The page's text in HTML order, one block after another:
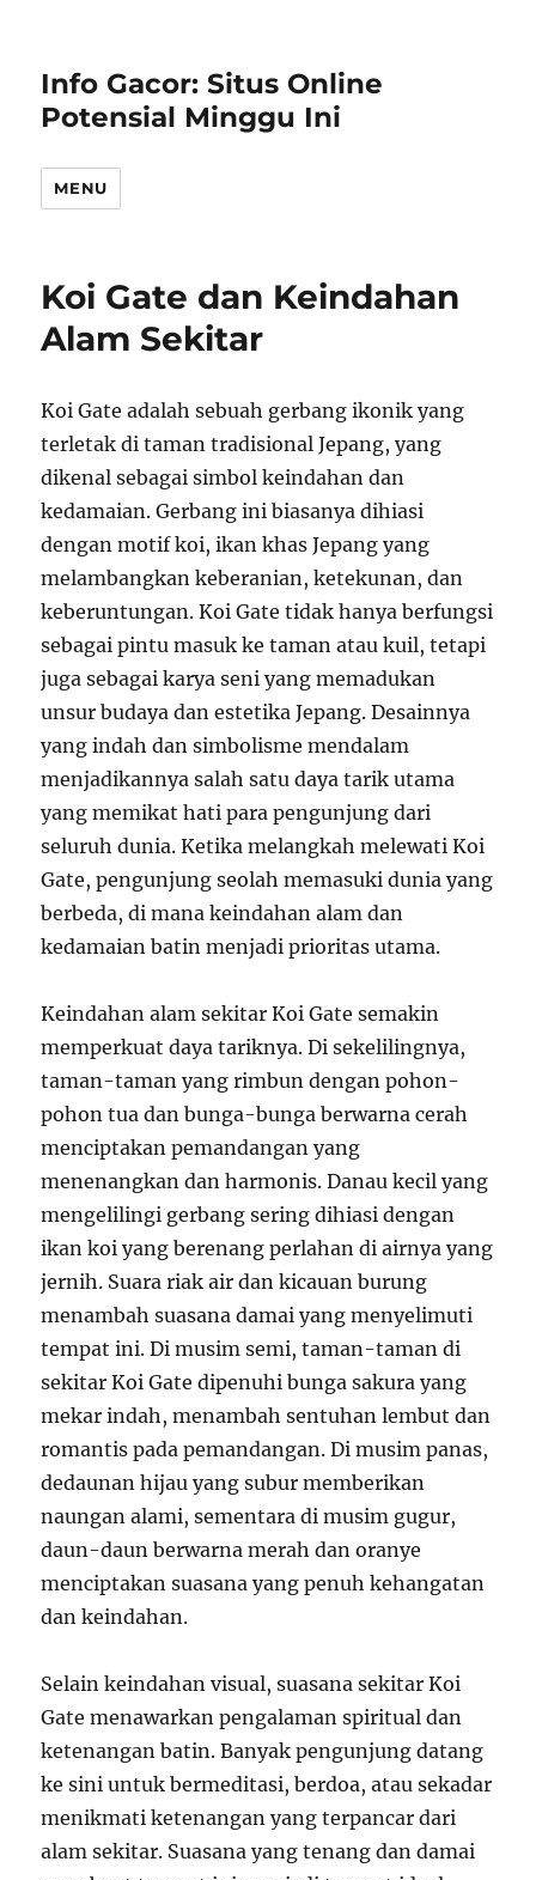
Info Gacor: Situs Online
Potensial Minggu Ini
MENU
Koi Gate dan Keindahan
Alam Sekitar
Koi Gate adalah sebuah gerbang ikonik yang
terletak di taman tradisional Jepang, yang
dikenal sebagai simbol keindahan dan
kedamaian. Gerbang ini biasanya dihiasi
dengan motif koi, ikan khas Jepang yang
melambangkan keberanian, ketekunan, dan
keberuntungan. Koi Gate tidak hanya berfungsi
sebagai pintu masuk ke taman atau kuil, tetapi
juga sebagai karya seni yang memadukan
unsur budaya dan estetika Jepang. Desainnya
yang indah dan simbolisme mendalam
menjadikannya salah satu daya tarik utama
yang memikat hati para pengunjung dari
seluruh dunia. Ketika melangkah melewati Koi
Gate, pengunjung seolah memasuki dunia yang
berbeda, di mana keindahan alam dan
kedamaian batin menjadi prioritas utama.
Keindahan alam sekitar Koi Gate semakin
memperkuat daya tariknya. Di sekelilingnya,
taman-taman yang rimbun dengan pohon-
pohon tua dan bunga-bunga berwarna cerah
menciptakan pemandangan yang
menenangkan dan harmonis. Danau kecil yang
mengelilingi gerbang sering dihiasi dengan
ikan koi yang berenang perlahan di airnya yang
jernih. Suara riak air dan kicauan burung
menambah suasana damai yang menyelimuti
tempat ini. Di musim semi, taman-taman di
sekitar Koi Gate dipenuhi bunga sakura yang
mekar indah, menambah sentuhan lembut dan
romantis pada pemandangan. Di musim panas,
dedaunan hijau yang subur memberikan
naungan alami, sementara di musim gugur,
daun-daun berwarna merah dan oranye
menciptakan suasana yang penuh kehangatan
dan keindahan.
Selain keindahan visual, suasana sekitar Koi
Gate menawarkan pengalaman spiritual dan
ketenangan batin. Banyak pengunjung datang
ke sini untuk bermeditasi, berdoa, atau sekadar
menikmati ketenangan yang terpancar dari
alam sekitar. Suasana yang tenang dan damai